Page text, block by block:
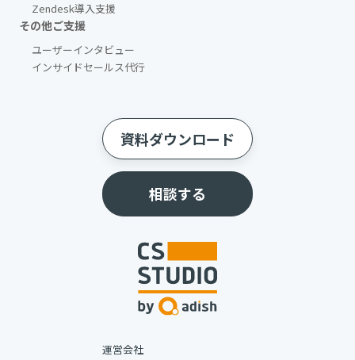
Zendesk導入支援
その他ご支援​
ユーザーインタビュー
インサイドセールス代行
資料ダウンロード
相談する
運営会社